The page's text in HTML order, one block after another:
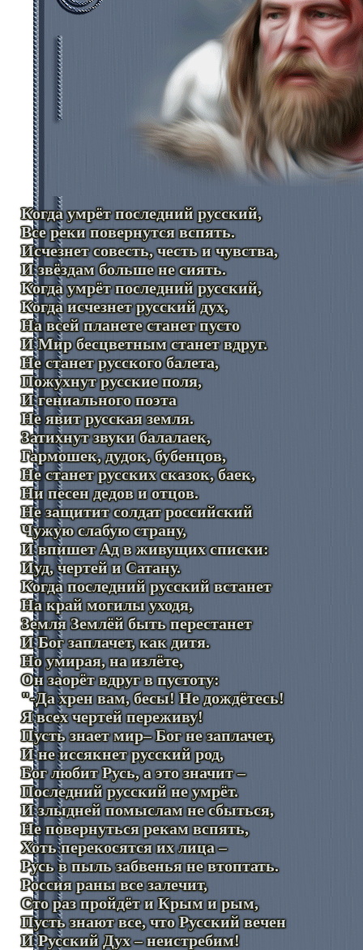
Когда умрёт последний русский,
Все реки повернутся вспять.
Исчезнет совесть, честь и чувства,
И звёздам больше не сиять.
Когда умрёт последний русский,
Когда исчезнет русский дух,
На всей планете станет пусто
И Мир бесцветным станет вдруг.
Не станет русского балета,
Пожухнут русские поля,
И гениального поэта
Не явит русская земля.
Затихнут звуки балалаек,
Гармошек, дудок, бубенцов,
Не станет русских сказок, баек,
Ни песен дедов и отцов.
Не защитит солдат российский
Чужую слабую страну,
И впишет Ад в живущих списки:
Иуд, чертей и Сатану.
Когда последний русский встанет
На край могилы уходя,
Земля Землёй быть перестанет
И Бог заплачет, как дитя.
Но умирая, на излёте,
Он заорёт вдруг в пустоту:
"-Да хрен вам, бесы! Не дождётесь!
Я всех чертей переживу!
Пусть знает мир– Бог не заплачет,
И не иссякнет русский род,
Бог любит Русь, а это значит –
Последний русский не умрёт.
И злыдней помыслам не сбыться,
Не повернуться рекам вспять,
Хоть перекосятся их лица –
Русь в пыль забвенья не втоптать.
Россия раны все залечит,
Сто раз пройдёт и Крым и рым,
Пусть знают все, что Русский вечен
И Русский Дух – неистребим!